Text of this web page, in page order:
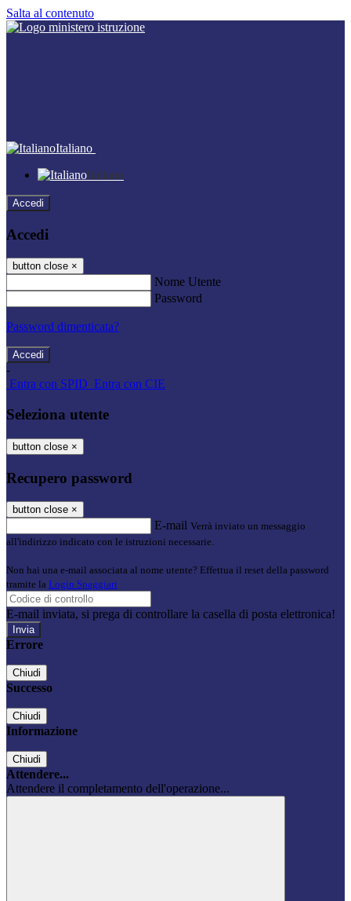
Salta al contenuto
Italiano
Italiano
Accedi
Accedi
button close ×
Nome Utente
Password
Password dimenticata?
-
Entra con SPID Entra con CIE
Seleziona utente
button close ×
Recupero password
button close ×
E-mail Verrà inviato un messaggio
all'indirizzo indicato con le istruzioni necessarie.
Non hai una e-mail associata al nome utente? Effettua il reset della password
tramite la Login Spaggiari
E-mail inviata, si prega di controllare la casella di posta elettronica!
Errore
Chiudi
Successo
Chiudi
Informazione
Chiudi
Attendere...
Attendere il completamento dell'operazione...